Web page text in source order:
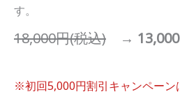
す。
18,000円(税込) →
※初回5,000円割引キャンペーン